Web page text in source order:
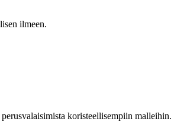
ilmeen.
koristeellisempiin malleihin.